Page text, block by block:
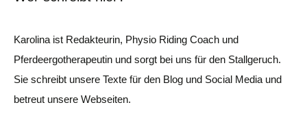
Karolina ist Redakteurin, Physio Riding Coach und
Pferdeergotherapeutin und sorgt bei uns für den Stallgeruch.
Sie schreibt unsere Texte für den Blog und Social Media und
betreut unsere Webseiten.